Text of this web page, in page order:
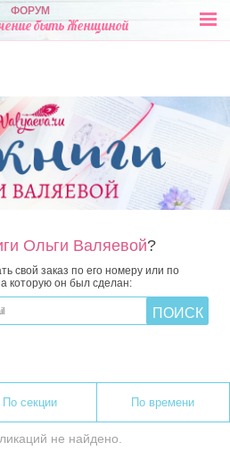
ФОРУМ
быть Женщиной
Ольги Валяевой?
свой заказ по его номеру или по
которую он был сделан:
По секции По времени
не найдено.